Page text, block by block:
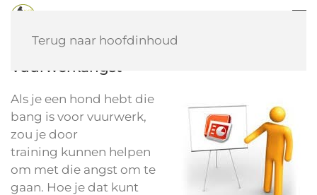
Terug naar hoofdinhoud
Vuurwerkangst
Als je een hond hebt die
bang is voor vuurwerk,
zou je door
training kunnen helpen
om met die angst om te
gaan. Hoe je dat kunt